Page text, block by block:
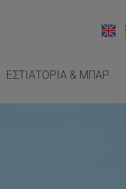
ΕΣΤΙΑΤΌΡΙΑ & ΜΠΑΡ